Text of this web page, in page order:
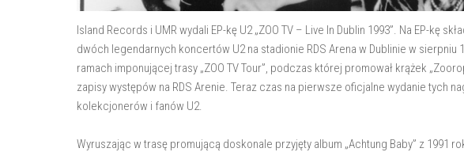
Island Records i UMR wydali EP-kę U2 „ZOO TV – Live In Dublin 1993”. Na EP-kę
dwóch legendarnych koncertów U2 na stadionie RDS Arena w Dublinie w sierpniu
ramach imponującej trasy „ZOO TV Tour”, podczas której promował krążek
zapisy występów na RDS Arenie. Teraz czas na pierwsze oficjalne wydanie tych
kolekcjonerów i fanów U2.
Wyruszając w trasę promującą doskonale przyjęty album „Achtung Baby” z 1991